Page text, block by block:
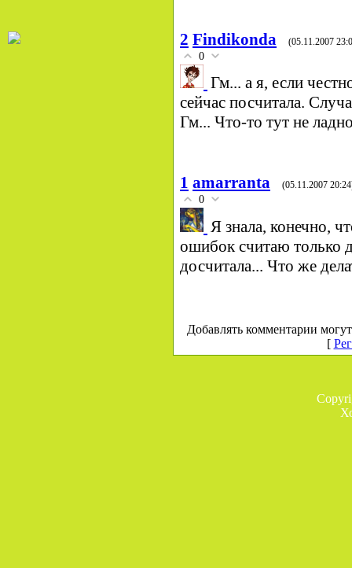
2 Findikonda (05.11.2007
0
Гм... а я, если
сейчас посчитала.
Гм... Что-то тут не
1 amarranta (05.11.2007
0
Я знала, конечно,
ошибок считаю только
досчитала... Что же
Добавлять комментарии
[